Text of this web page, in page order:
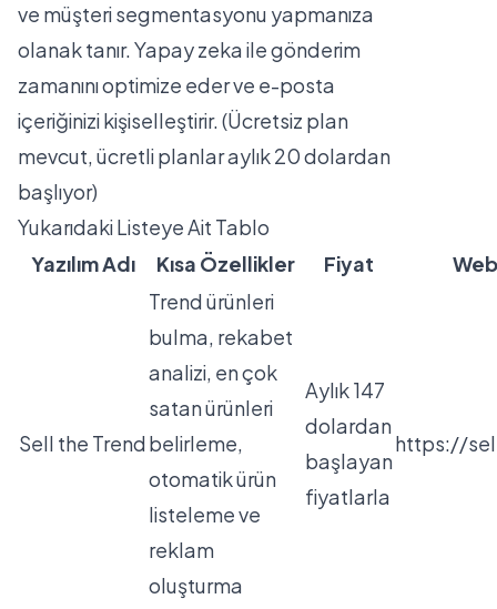
ve müşteri segmentasyonu yapmanıza
olanak tanır. Yapay zeka ile gönderim
zamanını optimize eder ve e-posta
içeriğinizi kişiselleştirir. (Ücretsiz plan
mevcut, ücretli planlar aylık 20 dolardan
başlıyor)
Yukarıdaki Listeye Ait Tablo
Yazılım Adı
Kısa Özellikler Fiyat
Sell the Trend
Trend ürünleri
bulma, rekabet
analizi, en çok
satan ürünleri
belirleme,
otomatik ürün
listeleme ve
reklam
oluşturma
Aylık 147
dolardan
başlayan
fiyatlarla
https://